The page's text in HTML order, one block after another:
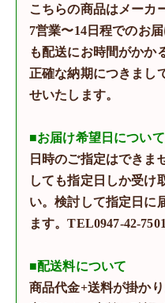
こちらの商品はメーカ
7営業〜14日程でのお
も配送にお時間がかか
正確な納期につきまし
せいたします。
■お届け希望日について
日時のご指定はできま
しても指定日しか受け
い。検討して指定日に
ます。TEL0947-42-7501
■配送料について
商品代金+送料が掛か